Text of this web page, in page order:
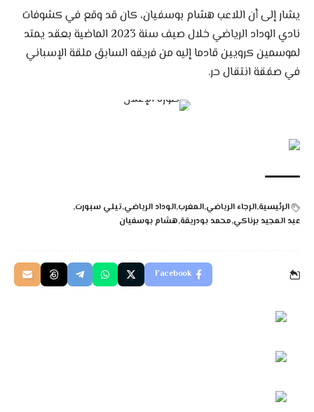
يشار إلى أن اللاعب هشام بوسفيان، كان قد وقع في كشوفات
نادي الوداد الرياضي خلال صيف سنة 2023 الماضية بعقد يمتد
لموسمين كرويين قادما إليه من فريقه السابق ملقة الإسباني
في صفقة انتقال حر.
الرئيسيةالرجاء الرياضيالمغربالوداد الرياضيتيلي سبورت
عبد المجيد برناكيمحمد بودريقةهشام بوسفيان
Facebook